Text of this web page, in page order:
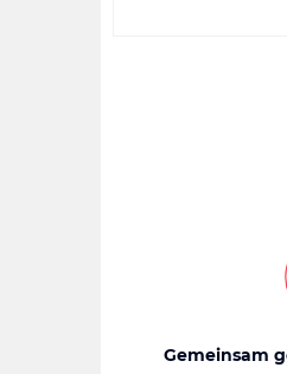
Gemeinsam